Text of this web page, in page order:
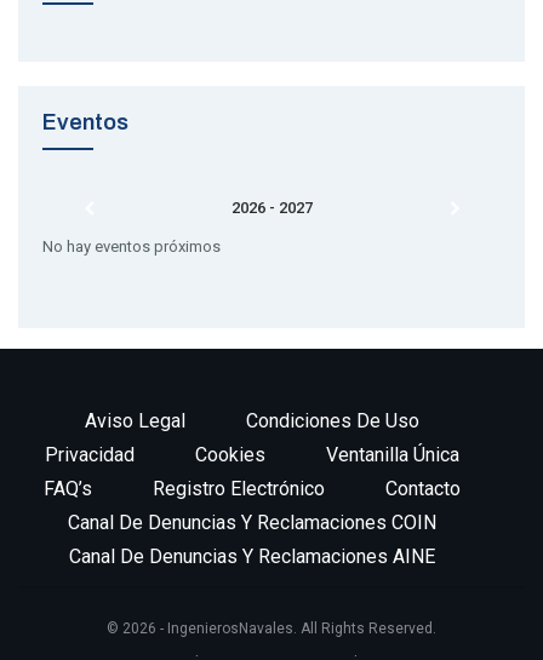
Eventos
2026 - 2027
No hay eventos próximos
Aviso Legal
Condiciones De Uso
Privacidad
Cookies
Ventanilla Única
FAQ’s
Registro Electrónico
Contacto
Canal De Denuncias Y Reclamaciones COIN
Canal De Denuncias Y Reclamaciones AINE
© 2026 - IngenierosNavales. All Rights Reserved.